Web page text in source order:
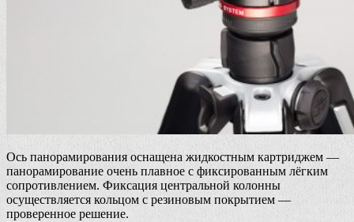
Ось панорамирования оснащена жидкостным картриджем —
панорамирование очень плавное с фиксированным лёгким
сопротивлением. Фиксация центральной колонны
осуществляется кольцом с резиновым покрытием —
проверенное решение.